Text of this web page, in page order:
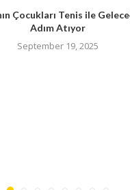
Çocukları Tenis ile
Adım Atıyor
September 19, 2025